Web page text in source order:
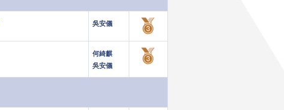
吳安儀
何綺麒
吳安儀